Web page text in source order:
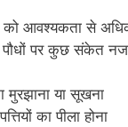
आवश्यकता से
पर कुछ संकेत
मुरझाना या सूखना
का पीला होना